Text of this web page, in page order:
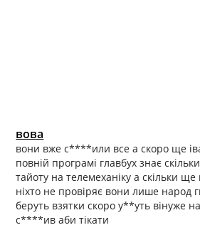
вова
вони вже с****или все а скоро ще
повній програмі главбух знає
тайоту на телемеханіку а скільки
ніхто не провіряє вони лише народ
беруть взятки скоро у**уть вінуже
с****ив аби тікати